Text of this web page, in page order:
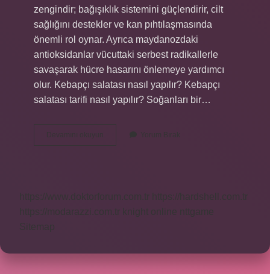
zengindir; bağışıklık sistemini güçlendirir, cilt
sağlığını destekler ve kan pıhtılaşmasında
önemli rol oynar. Ayrıca maydanozdaki
antioksidanlar vücuttaki serbest radikallerle
savaşarak hücre hasarını önlemeye yardımcı
olur. Kebapçı salatası nasıl yapılır? Kebapçı
salatası tarifi nasıl yapılır? Soğanları bir…
Devamını okuyun
Maydanoz
Salatası
Yorum Bırak
https://www.doktorforum.com.tr
https://hardshell.com.tr
https://modarazzi.com.tr
knight online
nttgame